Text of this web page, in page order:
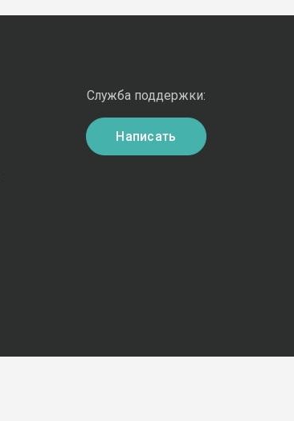
Служба поддержки:
Написать